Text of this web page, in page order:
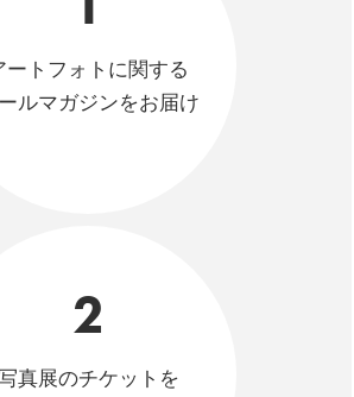
ートフォトに関する
ルマガジンをお届け
2
真展のチケットを